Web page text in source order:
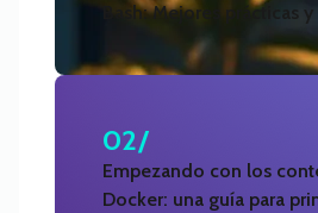
Bash: Mejores prácticas
02/
Empezando con los
Docker: una guía para